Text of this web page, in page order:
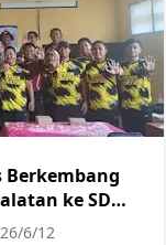
Berkembang
ke SDN
Berprestasi
6/12